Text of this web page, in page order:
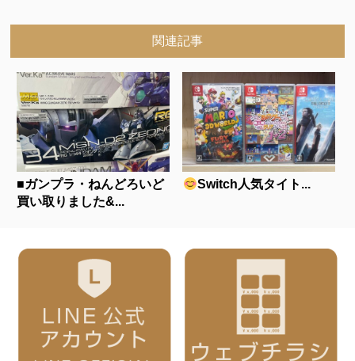
関連記事
■ガンプラ・ねんどろいど
買い取りました&...
Switch人気タイト...